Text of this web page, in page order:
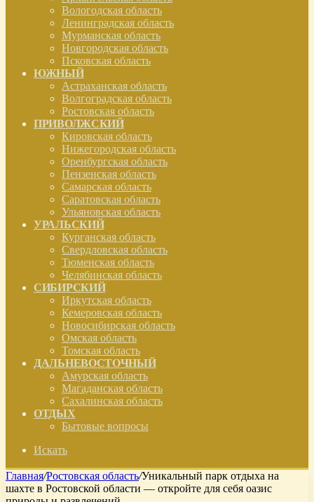
Вологодская область
Ленинградская область
Мурманская область
Новгородская область
Псковская область
ЮЖНЫЙ
Астраханская область
Волгоградская область
Ростовская область
ПРИВОЛЖСКИЙ
Кировская область
Нижегородская область
Оренбургская область
Пензенская область
Самарская область
Саратовская область
Ульяновская область
УРАЛЬСКИЙ
Курганская область
Свердловская область
Тюменская область
Челябинская область
СИБИРСКИЙ
Иркутская область
Кемеровская область
Новосибирская область
Омская область
Томская область
ДАЛЬНЕВОСТОЧНЫЙ
Амурская область
Магаданская область
Сахалинская область
ОТДЫХ
Бытовые вопросы
Искать
Главная/Ростовская область/Уникальный парк отдыха на
шахте в Ростовской области — откройте для себя оазис